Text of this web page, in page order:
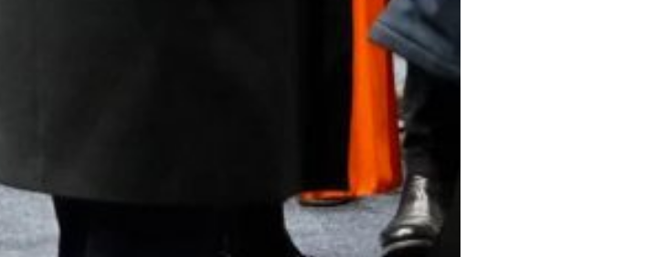
PLAN DU SITE